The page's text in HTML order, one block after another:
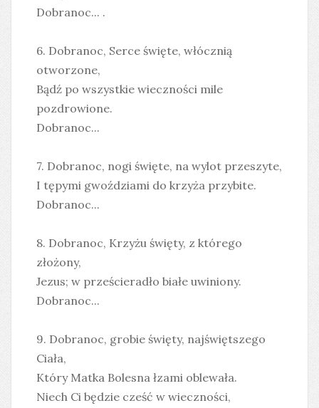
Dobranoc... .
6. Dobranoc, Serce święte, włócznią
otworzone,
Bądź po wszystkie wieczności mile
pozdrowione.
Dobranoc...
7. Dobranoc, nogi święte, na wylot przeszyte,
I tępymi gwoździami do krzyża przybite.
Dobranoc...
8. Dobranoc, Krzyżu święty, z którego
złożony,
Jezus; w prześcieradło białe uwiniony.
Dobranoc...
9. Dobranoc, grobie święty, najświętszego
Ciała,
Który Matka Bolesna łzami oblewała.
Niech Ci będzie cześć w wieczności,